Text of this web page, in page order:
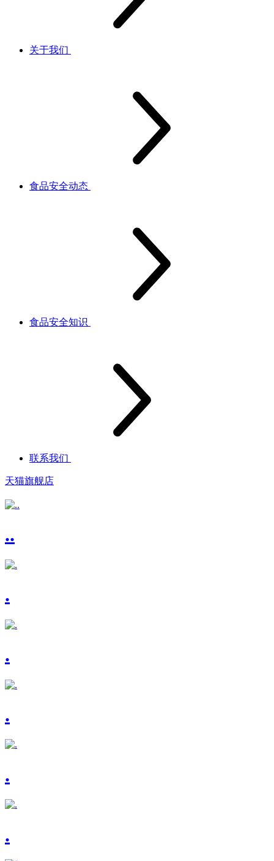
关于我们
食品安全动态
食品安全知识
联系我们
天猫旗舰店
..
.
.
.
.
.